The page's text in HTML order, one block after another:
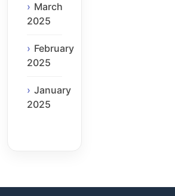
March
2025
February
2025
January
2025